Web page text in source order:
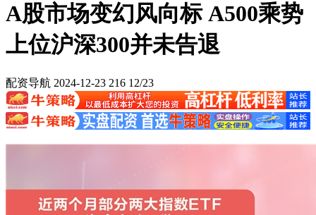
A股市场变幻风向标 A500乘势
上位沪深300并未告退
配资导航 2024-12-23 216 12/23